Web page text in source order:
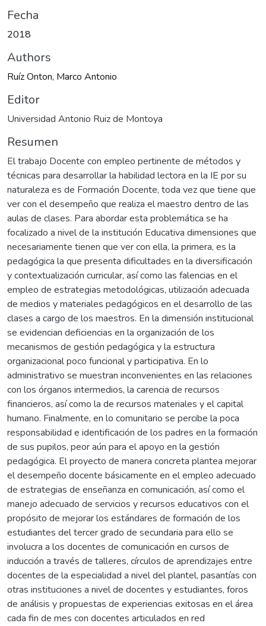
Fecha
2018
Authors
Ruíz Onton, Marco Antonio
Editor
Universidad Antonio Ruiz de Montoya
Resumen
El trabajo Docente con empleo pertinente de métodos y
técnicas para desarrollar la habilidad lectora en la IE por su
naturaleza es de Formación Docente, toda vez que tiene que
ver con el desempeño que realiza el maestro dentro de las
aulas de clases. Para abordar esta problemática se ha
focalizado a nivel de la institución Educativa dimensiones que
necesariamente tienen que ver con ella, la primera, es la
pedagógica la que presenta dificultades en la diversificación
y contextualización curricular, así como las falencias en el
empleo de estrategias metodológicas, utilización adecuada
de medios y materiales pedagógicos en el desarrollo de las
clases a cargo de los maestros. En la dimensión institucional
se evidencian deficiencias en la organización de los
mecanismos de gestión pedagógica y la estructura
organizacional poco funcional y participativa. En lo
administrativo se muestran inconvenientes en las relaciones
con los órganos intermedios, la carencia de recursos
financieros, así como la de recursos materiales y el capital
humano. Finalmente, en lo comunitario se percibe la poca
responsabilidad e identificación de los padres en la formación
de sus pupilos, peor aún para el apoyo en la gestión
pedagógica. El proyecto de manera concreta plantea mejorar
el desempeño docente básicamente en el empleo adecuado
de estrategias de enseñanza en comunicación, así como el
manejo adecuado de servicios y recursos educativos con el
propósito de mejorar los estándares de formación de los
estudiantes del tercer grado de secundaria para ello se
involucra a los docentes de comunicación en cursos de
inducción a través de talleres, círculos de aprendizajes entre
docentes de la especialidad a nivel del plantel, pasantías con
otras instituciones a nivel de docentes y estudiantes, foros
de análisis y propuestas de experiencias exitosas en el área
cada fin de mes con docentes articulados en red